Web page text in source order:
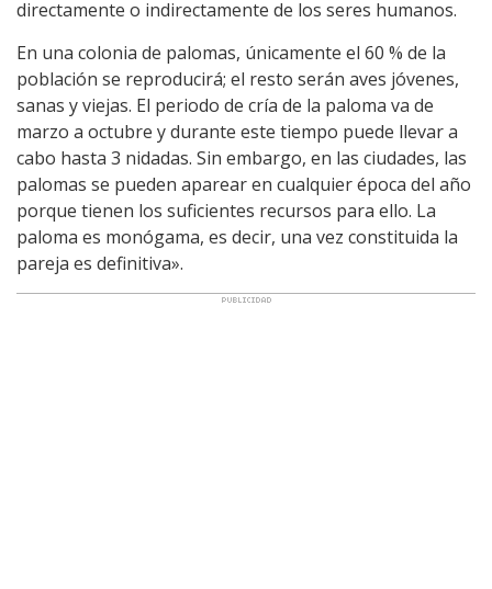
directamente o indirectamente de los seres humanos.
En una colonia de palomas, únicamente el 60 % de la
población se reproducirá; el resto serán aves jóvenes,
sanas y viejas. El periodo de cría de la paloma va de
marzo a octubre y durante este tiempo puede llevar a
cabo hasta 3 nidadas. Sin embargo, en las ciudades, las
palomas se pueden aparear en cualquier época del año
porque tienen los suficientes recursos para ello. La
paloma es monógama, es decir, una vez constituida la
pareja es definitiva».